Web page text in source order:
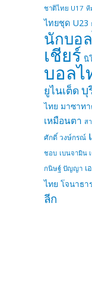
ชาติไทย U17 ที
ไทยชุด U23
นักบอ
เชียร์ นิ
บอลไ
ยูไนเต็ด บุ
ไทย มาซาท
เหมือนตา ส
ศักดิ์ วงษ์กรณ์
ชอบ เบนจามิน
กนิษฐ์ ปัญญา เ
ไทย โจนาธา
ลีก